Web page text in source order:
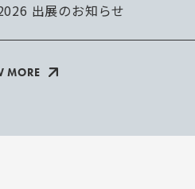
出展のお知らせ
MORE